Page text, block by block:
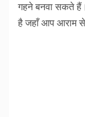
गहने बनवा सकते
है जहाँ आप आराम